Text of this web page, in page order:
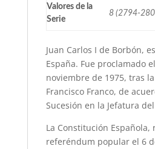
Valores de la
Serie
8 (2794-
Juan Carlos I de Borbón,
España. Fue proclamado
noviembre de 1975, tras
Francisco Franco, de
Sucesión en la Jefatura
La Constitución
referéndum popular el 6